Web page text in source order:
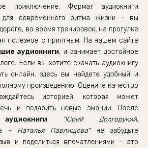
приключение. Формат аудиокниги
для современного ритма жизни - вы
во время тренировок, на прогулке
полезное с приятным. На нашем сайте
аудиокниги, и занимает достойное
Если вы хотите скачать аудиокнигу
онлайн, здесь вы найдете удобный и
произведению. Оцените качество
историей, которая может
и подарить новые эмоции. После
аудиокниги
"Юрий Долгорукий.
- Наталья Павлищева"не забудьте
и поделиться впечатлениями - это